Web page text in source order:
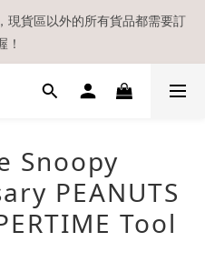
現貨區以外的所有貨品都需要訂
！
現貨區以外的所有貨品都需要訂
！
確認在『已登入狀態下』購物。
國際郵遞寄出後，本店只會以電
請留意電郵信箱。
貨區以外的所有貨品都需要訂
！
Snoopy
PEANUTS
Tool